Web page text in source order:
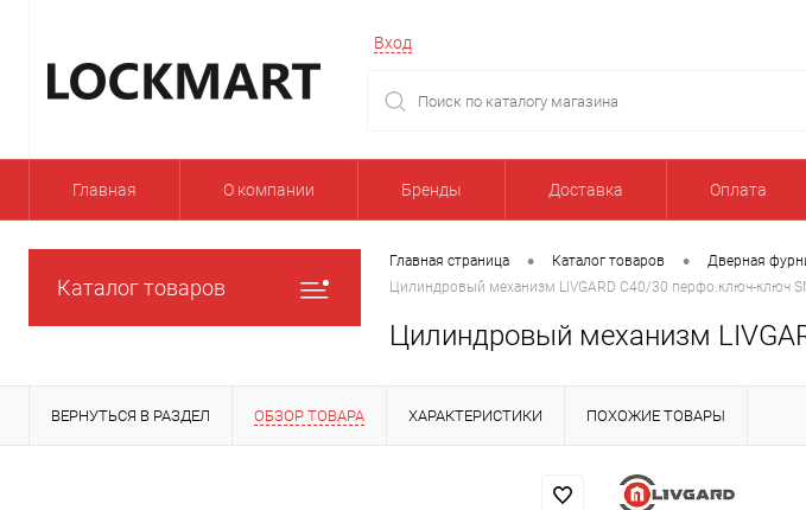
Вход
Главная О компании Бренды Доставка Оплата
Каталог товаров
Главная страница • Каталог товаров • Дверная
Цилиндровый механизм LIVGARD C40/30 перфо.ключ-ключ
Цилиндровый механизм
ВЕРНУТЬСЯ В РАЗДЕЛ ОБЗОР ТОВАРА ХАРАКТЕРИСТИКИ ПОХОЖИЕ ТОВАРЫ